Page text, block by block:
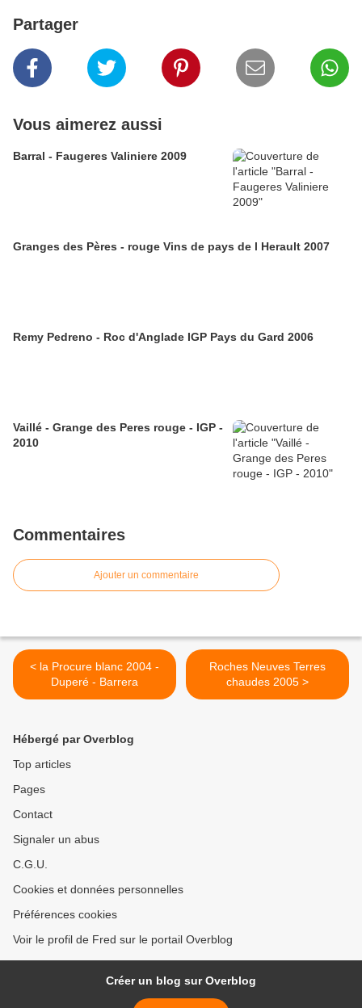
Partager
Vous aimerez aussi
Barral - Faugeres Valiniere 2009
Granges des Pères - rouge Vins de pays de l Herault 2007
Remy Pedreno - Roc d'Anglade IGP Pays du Gard 2006
Vaillé - Grange des Peres rouge - IGP -
2010
Commentaires
Ajouter un commentaire
< la Procure blanc 2004 -
Duperé - Barrera
Roches Neuves Terres
chaudes 2005 >
Hébergé par Overblog
Top articles
Pages
Contact
Signaler un abus
C.G.U.
Cookies et données personnelles
Préférences cookies
Voir le profil de Fred sur le portail Overblog
Créer un blog sur Overblog